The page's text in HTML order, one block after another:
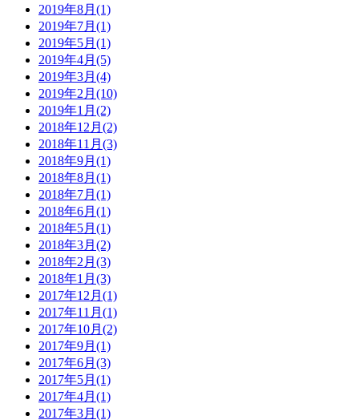
2019年8月 (1)
2019年7月 (1)
2019年5月 (1)
2019年4月 (5)
2019年3月 (4)
2019年2月 (10)
2019年1月 (2)
2018年12月 (2)
2018年11月 (3)
2018年9月 (1)
2018年8月 (1)
2018年7月 (1)
2018年6月 (1)
2018年5月 (1)
2018年3月 (2)
2018年2月 (3)
2018年1月 (3)
2017年12月 (1)
2017年11月 (1)
2017年10月 (2)
2017年9月 (1)
2017年6月 (3)
2017年5月 (1)
2017年4月 (1)
2017年3月 (1)